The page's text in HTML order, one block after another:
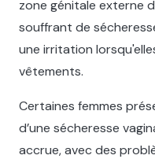
zone génitale externe
souffrant de
une irritation
vêtements.
Certaines femmes
d’une sécheresse
accrue, avec des